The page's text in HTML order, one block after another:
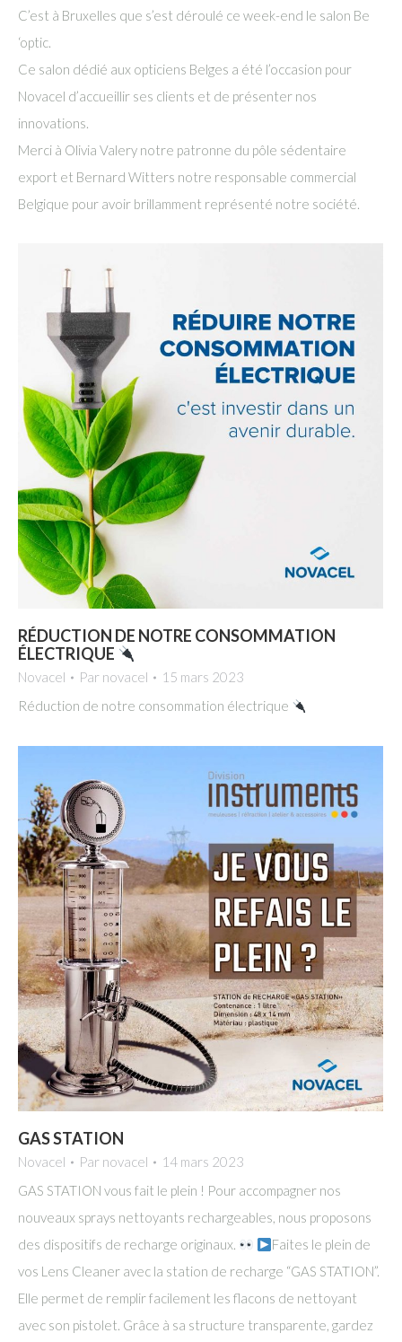
C’est à Bruxelles que s’est déroulé ce week-end le salon Be
‘optic.
Ce salon dédié aux opticiens Belges a été l’occasion pour
Novacel d’accueillir ses clients et de présenter nos
innovations.
Merci à Olivia Valery notre patronne du pôle sédentaire
export et Bernard Witters notre responsable commercial
Belgique pour avoir brillamment représenté notre société.
RÉDUCTION DE NOTRE CONSOMMATION
ÉLECTRIQUE
Novacel Par novacel
15 mars 2023
Réduction de notre consommation électrique
GAS STATION
Novacel Par novacel
14 mars 2023
GAS STATION vous fait le plein ! Pour accompagner nos
nouveaux sprays nettoyants rechargeables, nous proposons
des dispositifs de recharge originaux.
Faites le plein de
vos Lens Cleaner avec la station de recharge “GAS STATION”.
Elle permet de remplir facilement les flacons de nettoyant
avec son pistolet. Grâce à sa structure transparente, gardez